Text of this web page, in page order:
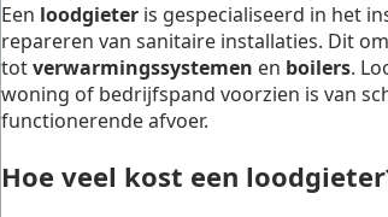
Een loodgieter is gespecialiseerd in het
repareren van sanitaire installaties. Dit
totverwarmingssystemen en boilers.
woning of bedrijfspand voorzien is van
functionerende afvoer.
Hoe veel kost een